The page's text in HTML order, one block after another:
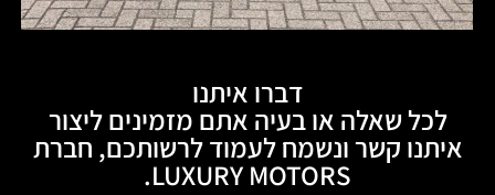
דברו איתנו
לכל שאלה או בעיה אתם מזמינים ליצור
איתנו קשר ונשמח לעמוד לרשותכם, חברת
LUXURY MOTORS.